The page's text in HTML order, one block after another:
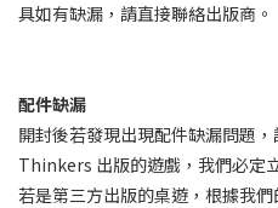
具如有缺漏，請直接聯絡出版商。
配件缺漏
開封後若發現出現配件缺漏問題，
Thinkers 出版的遊戲，我們必定
若是第三方出版的桌遊，根據我